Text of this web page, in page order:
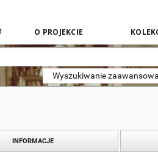
O PROJEKCIE
Wyszukiwanie
INFORMACJE